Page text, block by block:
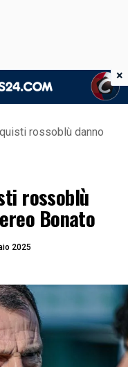
rossoblù danno
rossoblù
Bonato
2025
×